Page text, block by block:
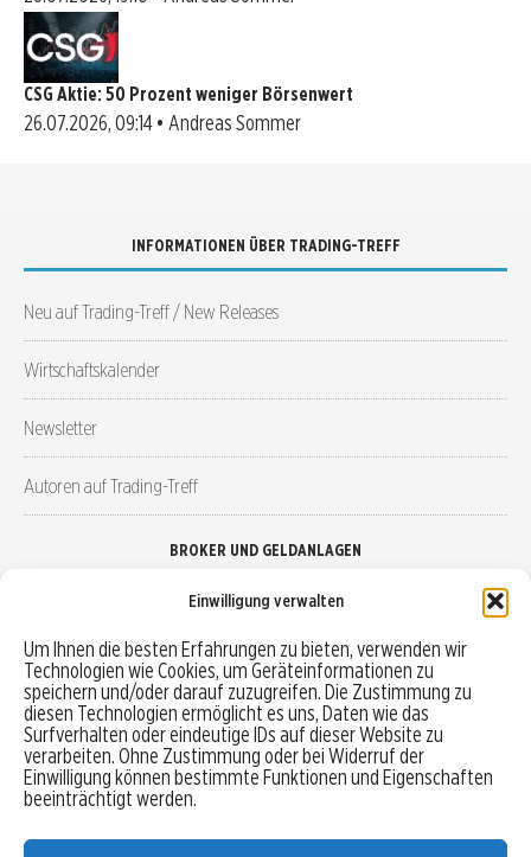
Einwilligung verwalten
Um Ihnen die besten Erfahrungen zu bieten, verwenden wir
Technologien wie Cookies, um Geräteinformationen zu
speichern und/oder darauf zuzugreifen. Die Zustimmung zu
diesen Technologien ermöglicht es uns, Daten wie das
Surfverhalten oder eindeutige IDs auf dieser Website zu
verarbeiten. Ohne Zustimmung oder bei Widerruf der
Einwilligung können bestimmte Funktionen und Eigenschaften
beeinträchtigt werden.
CSG Aktie: 50 Prozent weniger Börsenwert
26.07.2026, 09:14 • Andreas Sommer
INFORMATIONEN ÜBER TRADING-TREFF
Neu auf Trading-Treff / New Releases
Wirtschaftskalender
Newsletter
Autoren auf Trading-Treff
BROKER UND GELDANLAGEN
Robo-Advisor vergleichen
Depotvergleich
Festgeld vergleichen
Tagesgeld vergleichen